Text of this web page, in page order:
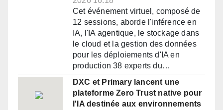
Cet événement virtuel, composé de
12 sessions, aborde l'inférence en
IA, l'IA agentique, le stockage dans
le cloud et la gestion des données
pour les déploiements d'IA en
production 38 experts du…
DXC et Primary lancent une
plateforme Zero Trust native pour
l'IA destinée aux environnements